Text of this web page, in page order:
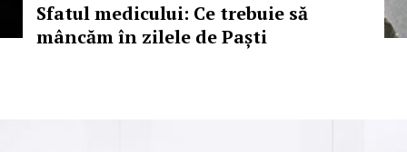
Sfatul medicului: Ce trebuie să
mâncăm în zilele de Paști